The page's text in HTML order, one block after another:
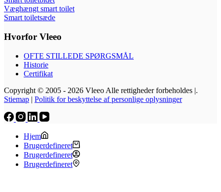
Væghængt smart toilet
Smart toiletsæde
Hvorfor Vleeo
OFTE STILLEDE SPØRGSMÅL
Historie
Certifikat
Copyright © 2005 - 2026 Vleeo Alle rettigheder forbeholdes |.
Stiemap | Politik for beskyttelse af personlige oplysninger
Hjem
Brugerdefineret
Brugerdefineret
Brugerdefineret